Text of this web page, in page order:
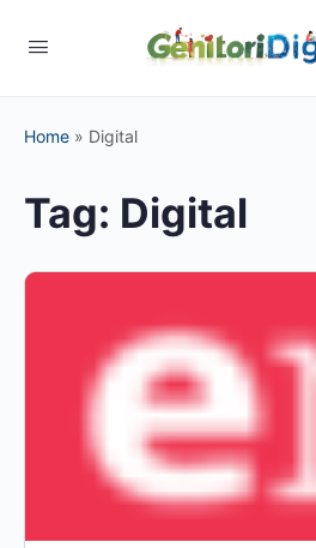
Home » Digital
Tag: Digital